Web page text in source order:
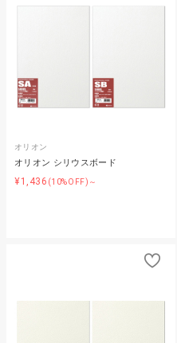
オリオン
オリオン シリウスボード
¥1,436 (10%OFF)～